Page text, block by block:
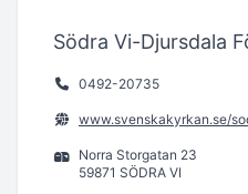
Södra Vi-Djursdala
0492-20735
www.svenskakyrkan.se/
Norra Storgatan 23
59871 SÖDRA VI